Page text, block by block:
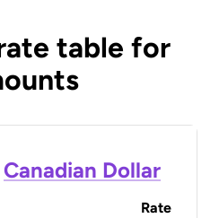
table for
Canadian Dollar
Rate